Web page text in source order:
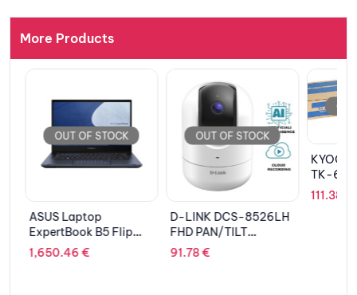
More Products
OUT OF STOCK
ASUS Laptop
ExpertBook B5 Flip
B5402FBA-GR73C0X
14” FHD TOUCH IPS i7-
1,650.46€
OUT OF STOCK
D-LINK DCS-8526LH
FHD PAN/TILT
CAMERA
91.78€
TK-685
111.38